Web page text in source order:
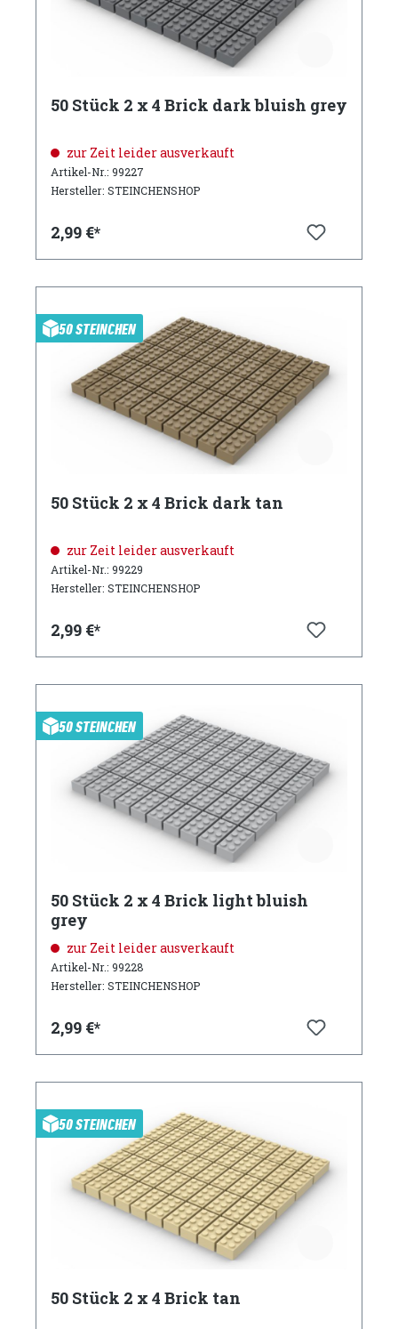
50 Stück 2 x 4 Brick dark bluish grey
zur Zeit leider ausverkauft
Artikel-Nr.: 99227
Hersteller: STEINCHENSHOP
2,99 €*
50 STEINCHEN
50 Stück 2 x 4 Brick dark tan
zur Zeit leider ausverkauft
Artikel-Nr.: 99229
Hersteller: STEINCHENSHOP
2,99 €*
50 STEINCHEN
50 Stück 2 x 4 Brick light bluish
grey
zur Zeit leider ausverkauft
Artikel-Nr.: 99228
Hersteller: STEINCHENSHOP
2,99 €*
50 STEINCHEN
50 Stück 2 x 4 Brick tan